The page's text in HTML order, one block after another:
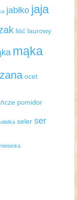
jabłko jaja
liść laurowy
mąka
ocet
pomidor
seler ser